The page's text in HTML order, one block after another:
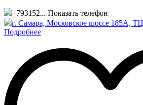
+793152... Показать телефон
г. Самара, ​Московское шоссе 185А,
Подробнее